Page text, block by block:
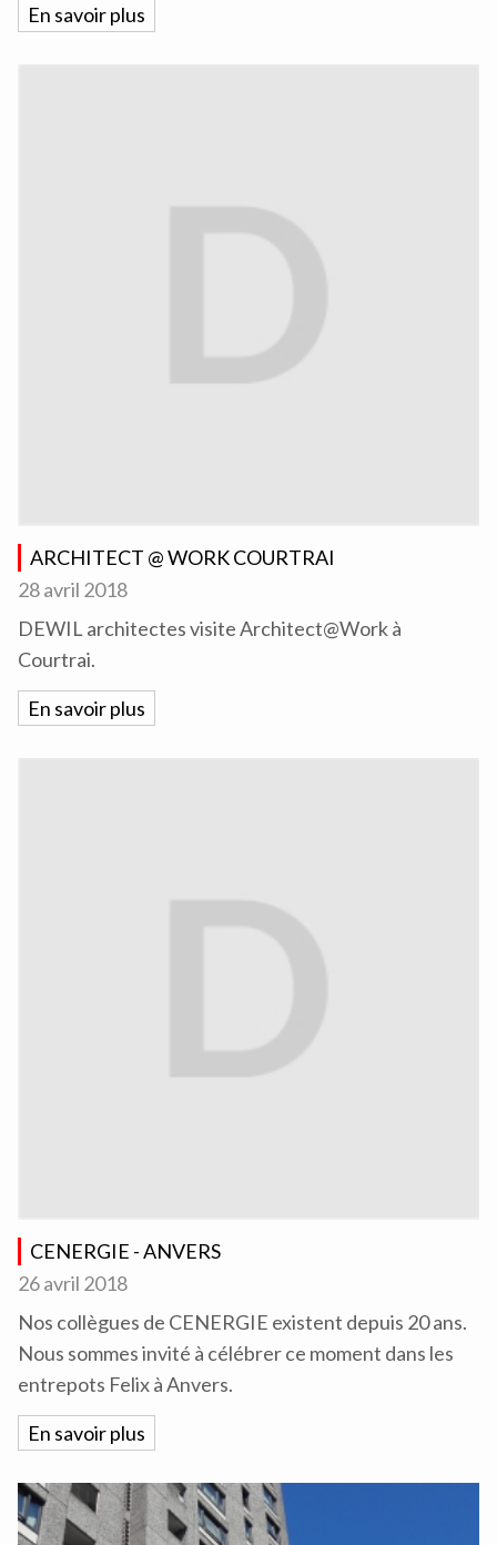
En savoir plus
ARCHITECT @ WORK COURTRAI
28 avril 2018
DEWIL architectes visite Architect@Work à
Courtrai.
En savoir plus
CENERGIE - ANVERS
26 avril 2018
Nos collègues de CENERGIE existent depuis 20 ans.
Nous sommes invité à célébrer ce moment dans les
entrepots Felix à Anvers.
En savoir plus